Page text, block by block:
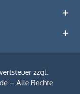
zzgl.
– Alle Rechte